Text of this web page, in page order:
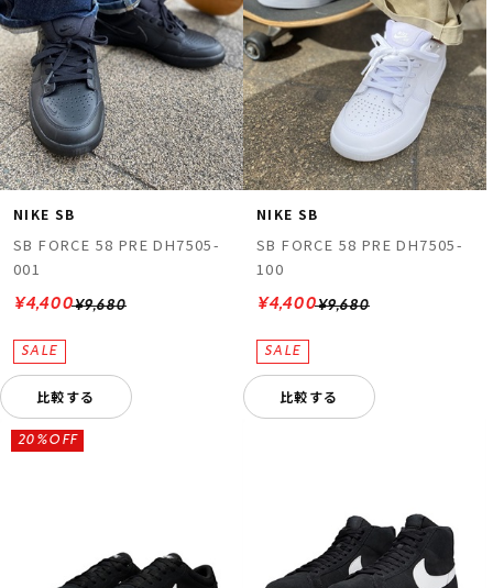
NIKE SB
SB FORCE 58 PRE DH7505-
001
¥9,680
¥4,400
比較する
NIKE SB
SB FORCE 58 PRE DH7505-
100
¥9,680
¥4,400
比較する
20%OFF